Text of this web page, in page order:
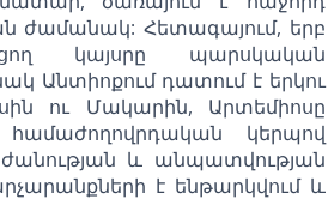
ժամանակ: Հետագայում, երբ
կայսրը պարսկական
Անտիոքում դատում է երկու
ու Մակարին, Արտեմիոսը
կերպով
և անպատվության
է ենթարկվում և